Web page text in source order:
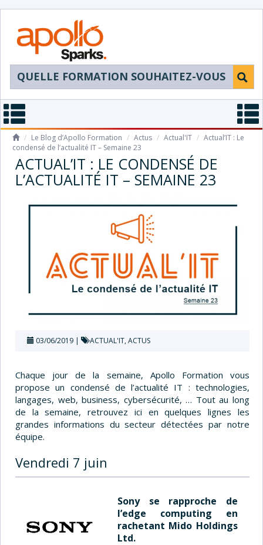
/ Le Blog d’Apollo Formation / Actus / Actual'IT / Actual’IT : Le
condensé de l’actualité IT – Semaine 23
ACTUAL’IT : LE CONDENSÉ DE
L’ACTUALITÉ IT – SEMAINE 23
03/06/2019 ACTUAL'IT,ACTUS
Chaque jour de la semaine, Apollo Formation vous
propose un condensé de l’actualité IT : technologies,
langages, web, business, cybersécurité, … Tout au long
de la semaine, retrouvez ici en quelques lignes les
grandes informations du secteur détectées par notre
équipe.
Vendredi 7 juin
Sony se rapproche de
l’edge computing en
rachetant Mido Holdings
Ltd.